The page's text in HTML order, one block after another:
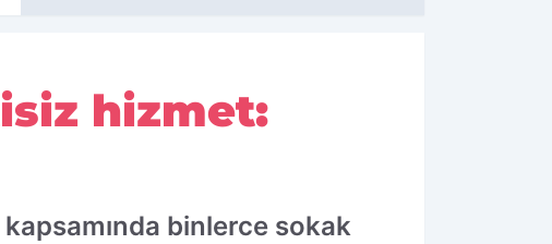
hizmet:
binlerce sokak